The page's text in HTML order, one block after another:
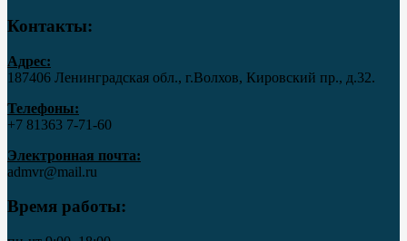
Контакты:
Адрес:
187406 Ленинградская обл., г.Волхов, Кировский пр., д.32.
Телефоны:
+7 81363 7‑71-60
Электронная почта:
admvr@mail.ru
Время работы: